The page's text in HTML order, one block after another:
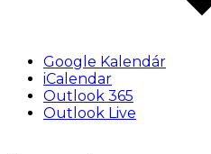
Google Kalendár
iCalendar
Outlook 365
Outlook Live